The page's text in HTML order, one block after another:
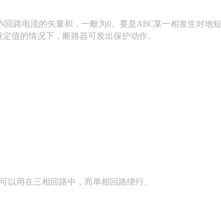
路电流的矢量和，一般为0。要是ABC某一相发生对地
值的情况下，断路器可发出保护动作。
以用在三相回路中，而单相回路绕行。